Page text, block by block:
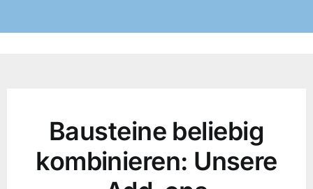
Bausteine beliebig
kombinieren: Unsere